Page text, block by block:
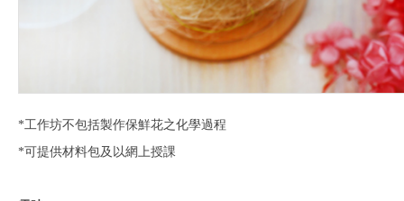
*工作坊不包括製作保鮮花之化學過程
*可提供材料包及以網上授課